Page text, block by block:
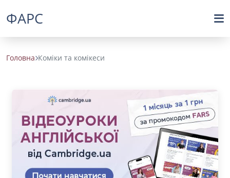
ФАРС
Головна Коміки та комікеси